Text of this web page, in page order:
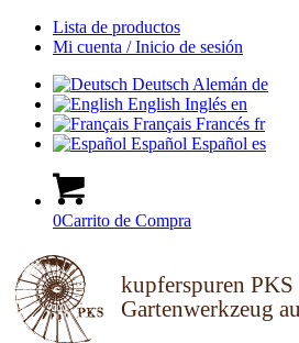
Lista de productos
Mi cuenta / Inicio de sesión
Deutsch Alemán de
English Inglés en
Français Francés fr
Español Español es
0Carrito de Compra
kupferspuren
Gartenwerkzeug